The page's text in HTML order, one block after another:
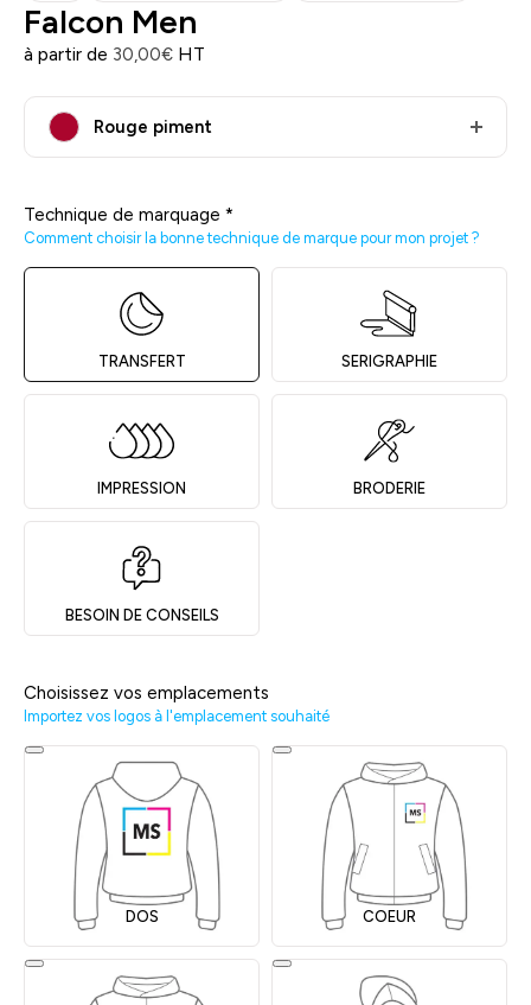
Falcon Men
à partir de 30,00€ HT
Rouge piment
Technique de marquage *
Comment choisir la bonne technique de marque pour mon projet ?
TRANSFERT SERIGRAPHIE
IMPRESSION BRODERIE
BESOIN DE CONSEILS
Choisissez vos emplacements
Importez vos logos à l'emplacement souhaité
DOS COEUR